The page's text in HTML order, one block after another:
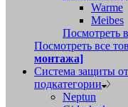
Warme
Meibes
Посмотреть
Посмотреть все
монтажа]
Система защиты
подкатегории
Neptun